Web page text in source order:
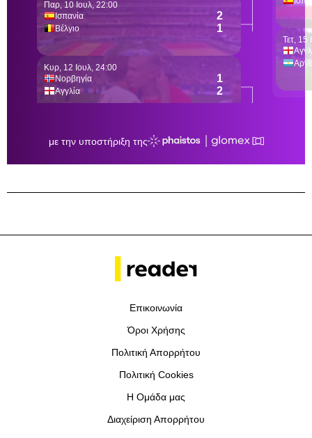
Επικοινωνία
Όροι Χρήσης
Πολιτική Απορρήτου
Πολιτική Cookies
Η Ομάδα μας
Διαχείριση Απορρήτου